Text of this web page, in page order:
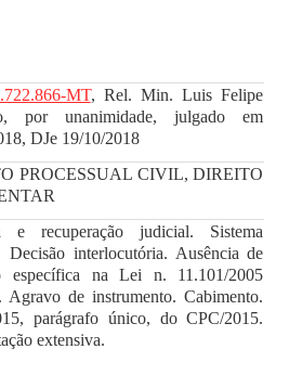
MT, Rel. Min. Luis Felipe
por unanimidade, julgado em
DJe 19/10/2018
PROCESSUAL CIVIL, DIREITO
e recuperação judicial. Sistema
Decisão interlocutória. Ausência de
específica na Lei n. 11.101/2005
Agravo de instrumento. Cabimento.
parágrafo único, do CPC/2015.
extensiva.